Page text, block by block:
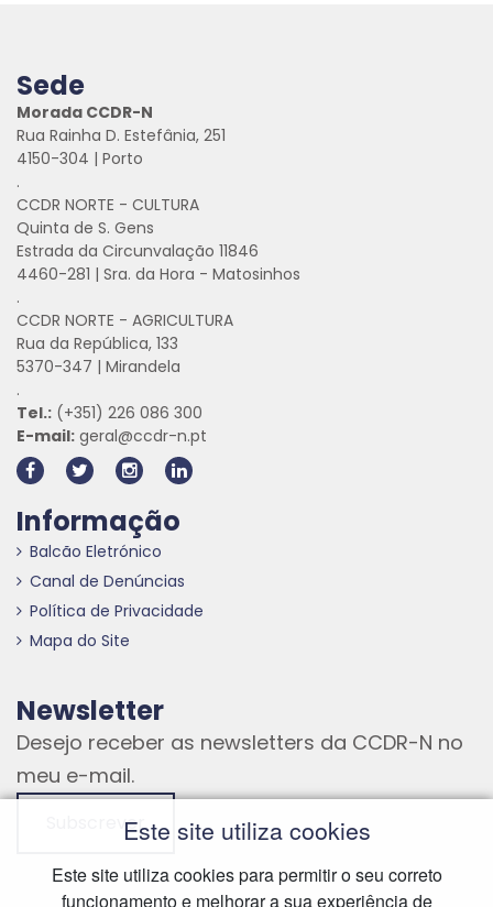
Sede
Morada CCDR-N
Rua Rainha D. Estefânia, 251
4150-304 | Porto
.
CCDR NORTE - CULTURA
Quinta de S. Gens
Estrada da Circunvalação 11846
4460-281 | Sra. da Hora - Matosinhos
.
CCDR NORTE - AGRICULTURA
Rua da República, 133
5370-347 | Mirandela
.
Tel.: (+351) 226 086 300
E-mail: geral@ccdr-n.pt
Informação
Balcão Eletrónico
Canal de Denúncias
Política de Privacidade
Mapa do Site
Newsletter
Desejo receber as newsletters da CCDR-N no
meu e-mail.
SubscreverEste site utiliza cookies
Este site utiliza cookies para permitir o seu correto
funcionamento e melhorar a sua experiência de